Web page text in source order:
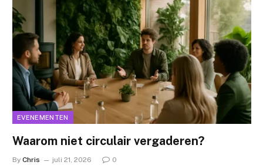
EVENEMENTEN
Waarom niet circulair vergaderen?
By Chris juli 21, 2026 0